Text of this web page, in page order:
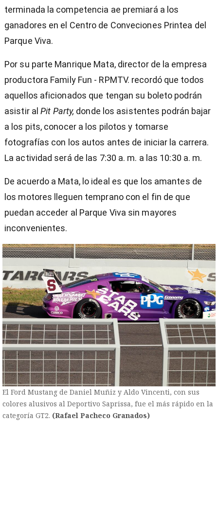
terminada la competencia ae premiará a los
ganadores en el Centro de Conveciones Printea del
Parque Viva.
Por su parte Manrique Mata, director de la empresa
productora Family Fun - RPMTV. recordó que todos
aquellos aficionados que tengan su boleto podrán
asistir alPit Party, donde los asistentes podrán bajar
a los pits, conocer a los pilotos y tomarse
fotografías con los autos antes de iniciar la carrera.
La actividad será de las 7:30 a. m. a las 10:30 a. m.
De acuerdo a Mata, lo ideal es que los amantes de
los motores lleguen temprano con el fin de que
puedan acceder al Parque Viva sin mayores
inconvenientes.
El Ford Mustang de Daniel Muñiz y Aldo Vincenti, con sus
colores alusivos al Deportivo Saprissa, fue el más rápido en la
categoría GT2. (Rafael Pacheco Granados)